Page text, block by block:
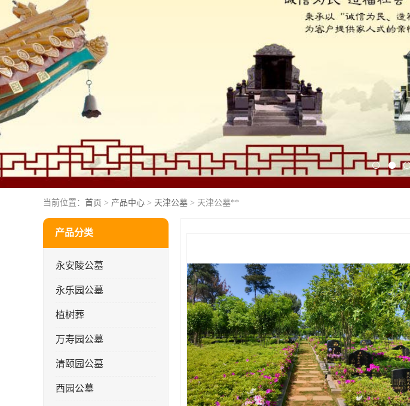
当前位置： 首页 > 产品中心 > 天津公墓 > 天津公墓**
产品分类
永安陵公墓
永乐园公墓
植树葬
万寿园公墓
清颐园公墓
西园公墓